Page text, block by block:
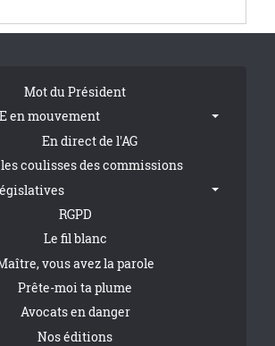
Mot du Président
en mouvement
En direct de l'AG
coulisses des commissions
RGPD
Le fil blanc
vous avez la parole
Prête-moi ta plume
Avocats en danger
Nos éditions